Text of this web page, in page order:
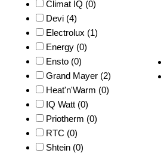
Climat IQ (0)
Devi (4)
Electrolux (1)
Energy (0)
Ensto (0)
Grand Mayer (2)
Heat'n'Warm (0)
IQ Watt (0)
Priotherm (0)
RTC (0)
Shtein (0)